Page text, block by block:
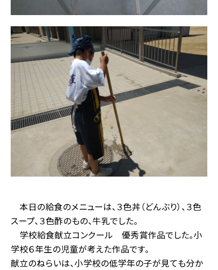
本日の給食のメニューは、３色丼（どんぶり）、３色
スープ、３色酢のもの、牛乳でした。
学校給食献立コンクール 優秀賞作品でした。小
学校６年生の児童が考えた作品です。
献立のねらいは、小学校の低学年の子が見ても分か